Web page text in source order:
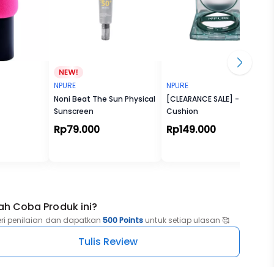
NPURE
Noni Beat The Sun Physical
Sunscreen
Rp79.000
NPURE
[CLEARANCE SALE] - Power
Cushion
Rp149.000
Coba Produk ini?
penilaian dan dapatkan 500 Points untuk setiap ulasan 🥰
Tulis Review